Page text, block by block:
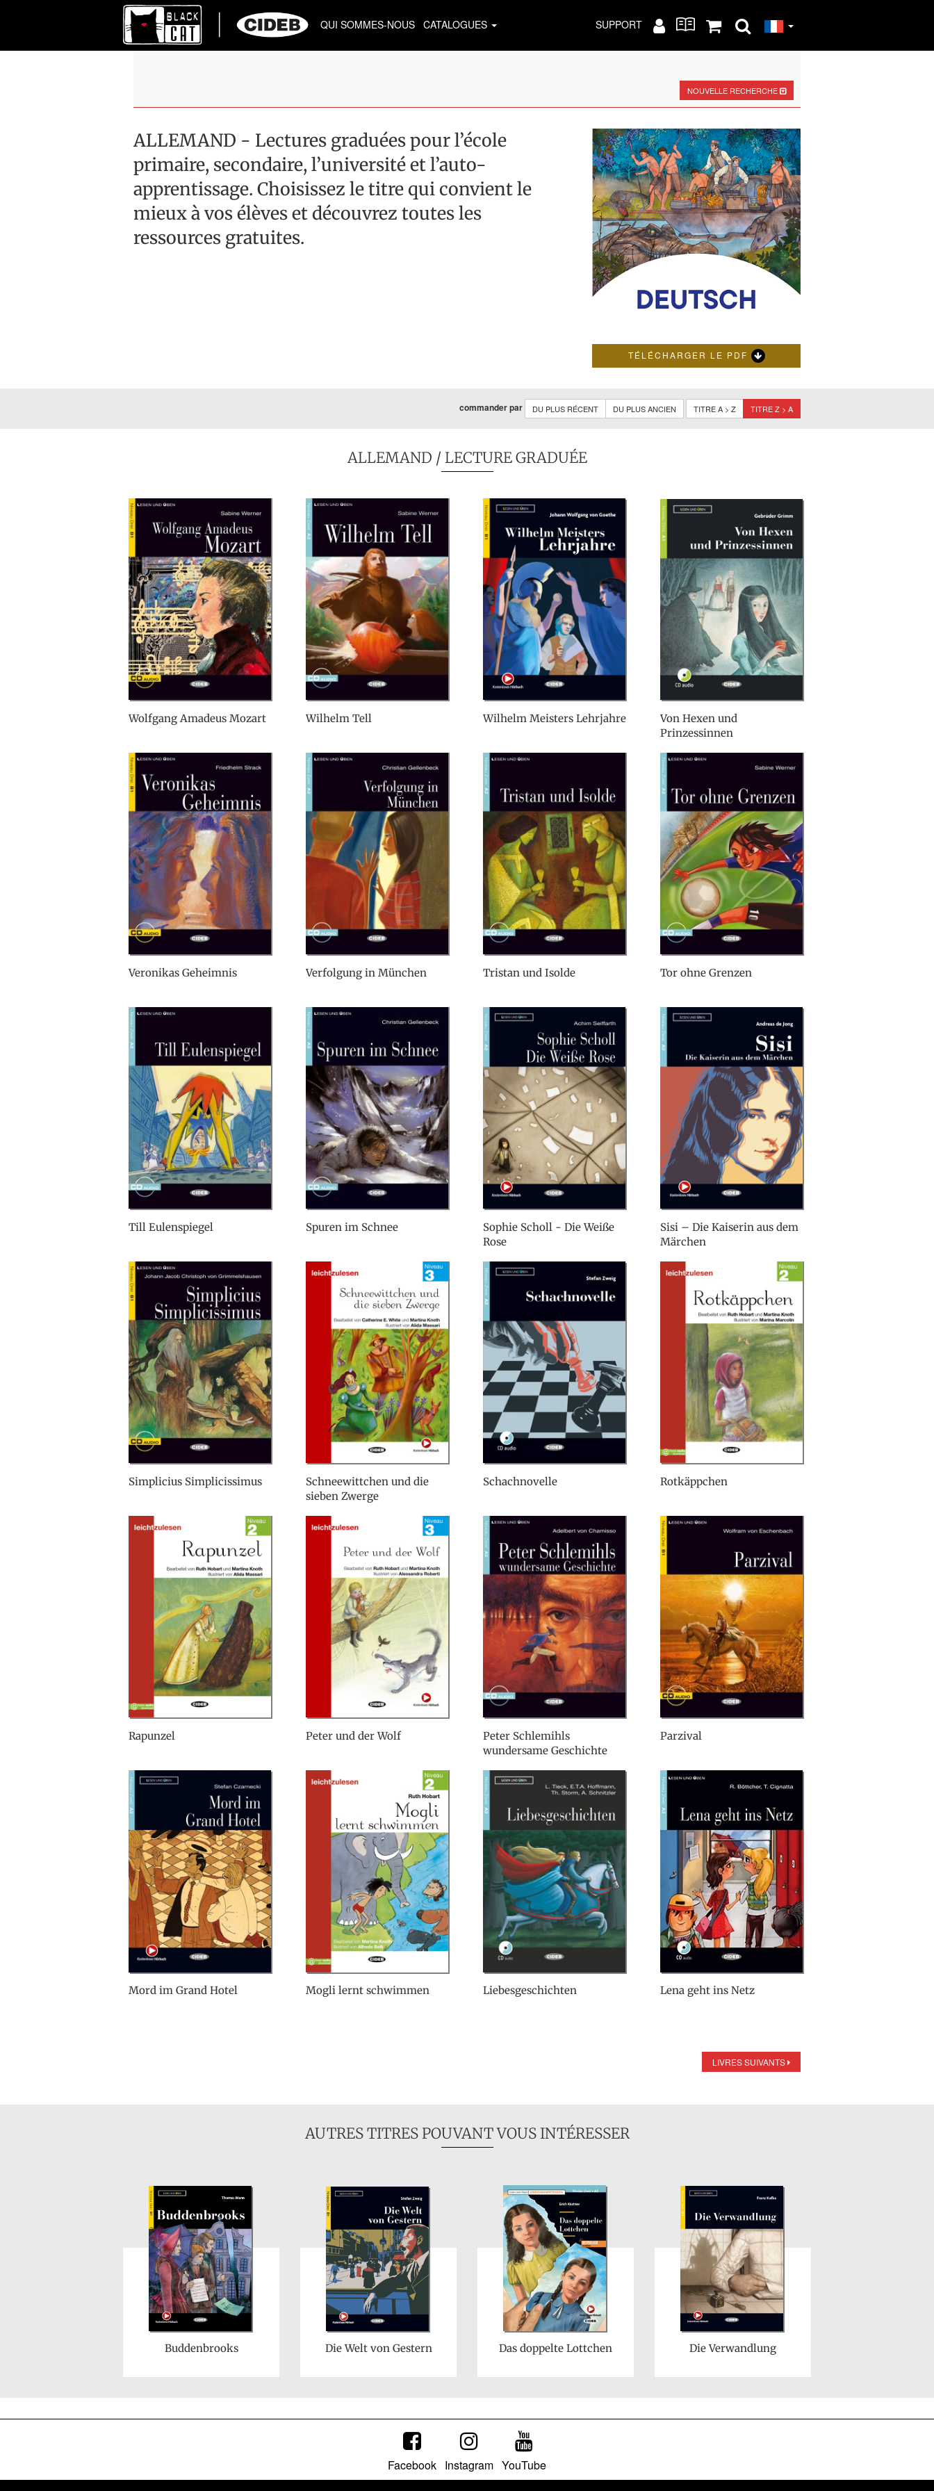
QUI SOMMES-NOUS CATALOGUES SUPPORT
NOUVELLE RECHERCHE
ALLEMAND - Lectures graduées pour l’école
primaire, secondaire, l’université et l’auto-
apprentissage. Choisissez le titre qui convient le
mieux à vos élèves et découvrez toutes les
ressources gratuites.
TÉLÉCHARGER LE PDF
commander par DU PLUS RÉCENT DU PLUS ANCIEN TITRE A > Z TITRE Z > A
ALLEMAND / LECTURE GRADUÉE
Wolfgang Amadeus Mozart Wilhelm Tell Wilhelm Meisters Lehrjahre
Von Hexen und
Prinzessinnen
Veronikas Geheimnis Verfolgung in München Tristan und Isolde Tor ohne Grenzen
Till Eulenspiegel Spuren im Schnee
Sophie Scholl - Die Weiße
Rose
Sisi – Die Kaiserin aus dem
Märchen
Simplicius Simplicissimus
Schneewittchen und die
sieben Zwerge
Schachnovelle Rotkäppchen
Rapunzel Peter und der Wolf
Peter Schlemihls
wundersame Geschichte
Parzival
Mord im Grand Hotel Mogli lernt schwimmen Liebesgeschichten Lena geht ins Netz
LIVRES SUIVANTS
AUTRES TITRES POUVANT VOUS INTÉRESSER
Buddenbrooks Die Welt von Gestern Das doppelte Lottchen Die Verwandlung
Facebook Instagram YouTube